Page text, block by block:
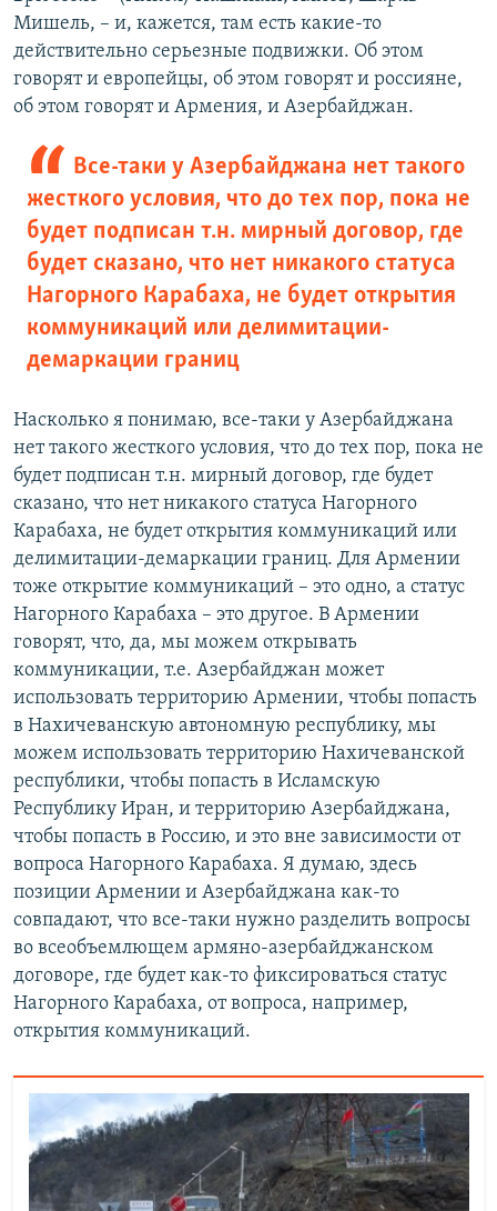
Мишель, – и, кажется, там есть какие-то
действительно серьезные подвижки. Об этом
говорят и европейцы, об этом говорят и россияне,
об этом говорят и Армения, и Азербайджан.
Все-таки у Азербайджана нет такого
жесткого условия, что до тех пор, пока не
будет подписан т.н. мирный договор, где
будет сказано, что нет никакого статуса
Нагорного Карабаха, не будет открытия
коммуникаций или делимитации-
демаркации границ
Насколько я понимаю, все-таки у Азербайджана
нет такого жесткого условия, что до тех пор, пока не
будет подписан т.н. мирный договор, где будет
сказано, что нет никакого статуса Нагорного
Карабаха, не будет открытия коммуникаций или
делимитации-демаркации границ. Для Армении
тоже открытие коммуникаций – это одно, а статус
Нагорного Карабаха – это другое. В Армении
говорят, что, да, мы можем открывать
коммуникации, т.е. Азербайджан может
использовать территорию Армении, чтобы попасть
в Нахичеванскую автономную республику, мы
можем использовать территорию Нахичеванской
республики, чтобы попасть в Исламскую
Республику Иран, и территорию Азербайджана,
чтобы попасть в Россию, и это вне зависимости от
вопроса Нагорного Карабаха. Я думаю, здесь
позиции Армении и Азербайджана как-то
совпадают, что все-таки нужно разделить вопросы
во всеобъемлющем армяно-азербайджанском
договоре, где будет как-то фиксироваться статус
Нагорного Карабаха, от вопроса, например,
открытия коммуникаций.